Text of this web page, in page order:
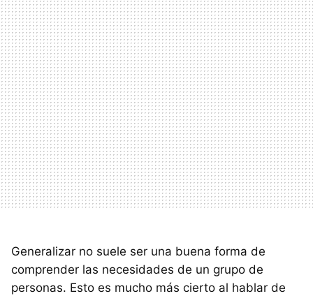
Generalizar no suele ser una buena forma de
comprender las necesidades de un grupo de
personas. Esto es mucho más cierto al hablar de